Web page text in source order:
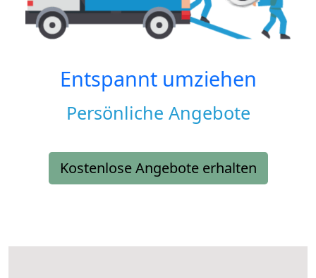
Entspannt umziehen
Persönliche Angebote
Kostenlose Angebote erhalten